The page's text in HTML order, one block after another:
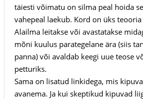
täiesti võimatu on silma peal hoida
vahepeal laekub. Kord on üks
Alailma leitakse või avastatakse
mõni kuulus parategelane ära (siis
panna) või avaldab keegi uue teose
petturiks.
Sama on lisatud linkidega, mis
avanema. Ja kui skeptikud kipuvad